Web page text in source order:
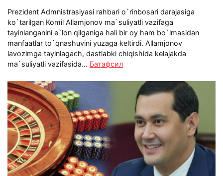
Prezident Admnistrasiyasi rahbari o`rinbosari darajasiga
ko`tarilgan Komil Allamjonov ma`suliyatli vazifaga
tayinlanganini e`lon qilganiga hali bir oy ham bo`lmasidan
manfaatlar to`qnashuvini yuzaga keltirdi. Allamjonov
lavozimga tayinlagach, dastlabki chiqishida kelajakda
ma`suliyatli vazifasida... Батафсил